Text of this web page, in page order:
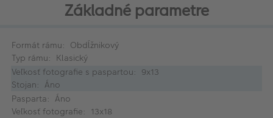
Základné parametre
Formát rámu: Obdĺžnikový
Typ rámu: Klasický
Veľkosť fotografie s paspartou: 9x13
Stojan: Áno
Pasparta: Áno
Veľkosť fotografie: 13x18